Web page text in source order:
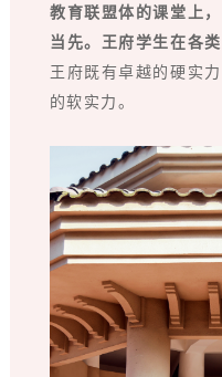
教育联盟体的课堂上
当先。王府学生在各
王府既有卓越的硬实
的软实力。